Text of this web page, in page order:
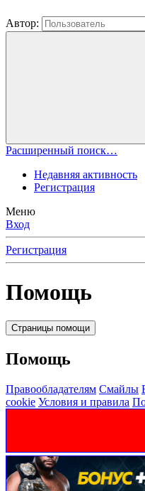
Автор:
Расширенный поиск…
Недавняя активность
Регистрация
Меню
Вход
Регистрация
Помощь
Страницы помощи
Помощь
Правообладателям Смайлы
cookie Условия и правила